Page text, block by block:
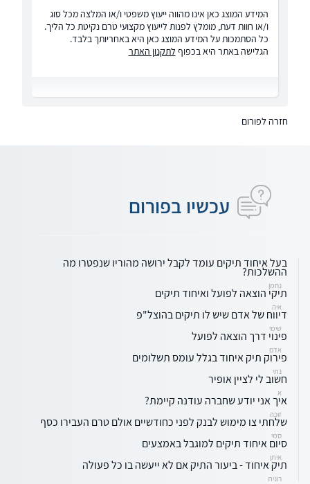
המידע המוצג כאן אינו מהווה ייעוץ משפטי ו/או המלצה מכל סוג
ו/או חוות דעת, מומלץ לפנות לייעוץ מקצועי טרם נקיטת כל הליך.
כל הסתמכות על המידע המוצג כאן היא באחריותך בלבד.
הגלישה באתר היא בכפוף לתקנון האתר
חזרה לפורום
עכשיו בפורום
בעל איחוד תיקים עומד לקבל ירושה מהוריו שנפטרו מה
ההשלכות?
נחמן
תיקי הוצאה לפועל ואיחוד תיקים
איה
דיווח של אדם שיש לו תיקים בהוצל"פ
שימי
פינוי דרך הוצאה לפועל
אדם
פירוק תיק איחוד בגלל עומס תשלומים
נתי
חשוב לי לציין אופיר
א
איך אני יודע שחברה עודנה קיימת?
זוכה
שלחתי צו מימוש לבנק לפני כחודשיים אולם טרם העבירו כסף
סמי
סיום איחוד תיקים למוגבל באמצעים
איתן
תיק איחוד - ביעור התיק אם לא ייעשה בו כל פעולה
רונית